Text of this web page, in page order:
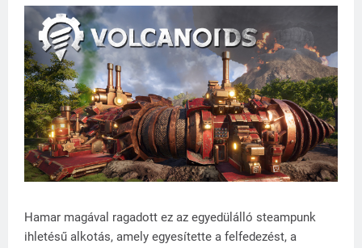
Hamar magával ragadott ez az egyedülálló steampunk
ihletésű alkotás, amely egyesítette a felfedezést, a